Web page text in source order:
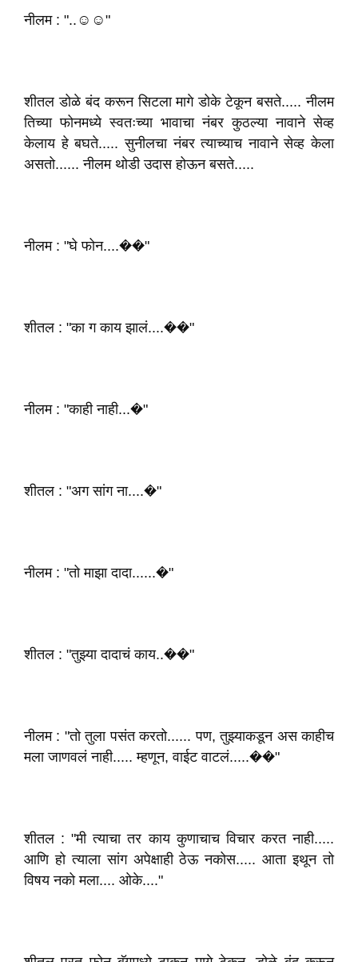
नीलम : "..☺️☺️"
शीतल डोळे बंद करून सिटला मागे डोके टेकून बसते..... नीलम
तिच्या फोनमध्ये स्वतःच्या भावाचा नंबर कुठल्या नावाने सेव्ह
केलाय हे बघते..... सुनीलचा नंबर त्याच्याच नावाने सेव्ह केला
असतो...... नीलम थोडी उदास होऊन बसते.....
नीलम : "घे फोन....��"
शीतल : "का ग काय झालं....��"
नीलम : "काही नाही...�"
शीतल : "अग सांग ना....�"
नीलम : "तो माझा दादा......�"
शीतल : "तुझ्या दादाचं काय..��"
नीलम : "तो तुला पसंत करतो...... पण, तुझ्याकडून अस काहीच
मला जाणवलं नाही..... म्हणून, वाईट वाटलं.....��"
शीतल : "मी त्याचा तर काय कुणाचाच विचार करत नाही.....
आणि हो त्याला सांग अपेक्षाही ठेऊ नकोस..... आता इथून तो
विषय नको मला.... ओके...."